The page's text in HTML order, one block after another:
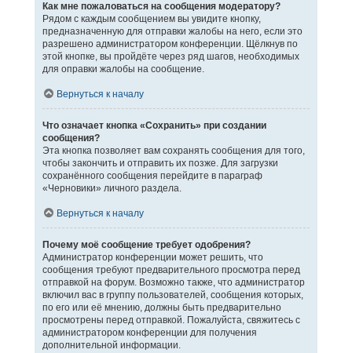
Как мне пожаловаться на сообщения модератору?
Рядом с каждым сообщением вы увидите кнопку,
предназначенную для отправки жалобы на него, если это
разрешено администратором конференции. Щёлкнув по
этой кнопке, вы пройдёте через ряд шагов, необходимых
для оправки жалобы на сообщение.
Вернуться к началу
Что означает кнопка «Сохранить» при создании
сообщения?
Эта кнопка позволяет вам сохранять сообщения для того,
чтобы закончить и отправить их позже. Для загрузки
сохранённого сообщения перейдите в параграф
«Черновики» личного раздела.
Вернуться к началу
Почему моё сообщение требует одобрения?
Администратор конференции может решить, что
сообщения требуют предварительного просмотра перед
отправкой на форум. Возможно также, что администратор
включил вас в группу пользователей, сообщения которых,
по его или её мнению, должны быть предварительно
просмотрены перед отправкой. Пожалуйста, свяжитесь с
администратором конференции для получения
дополнительной информации.